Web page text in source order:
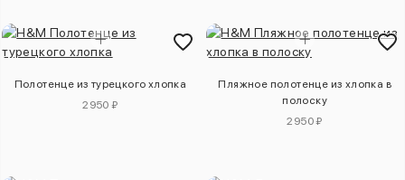
Полотенце из турецкого хлопка
2950 ₽
Пляжное полотенце из хлопка в
полоску
2950 ₽